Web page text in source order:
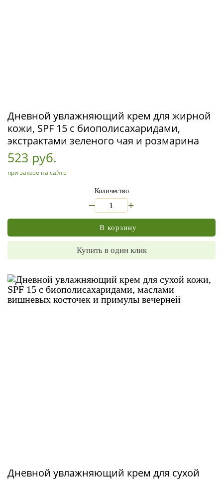
Дневной увлажняющий крем для жирной
кожи, SPF 15 с биополисахаридами,
экстрактами зеленого чая и розмарина
523 руб.
при заказе на сайте
Количество
+
В корзину
Купить в один клик
Дневной увлажняющий крем для сухой